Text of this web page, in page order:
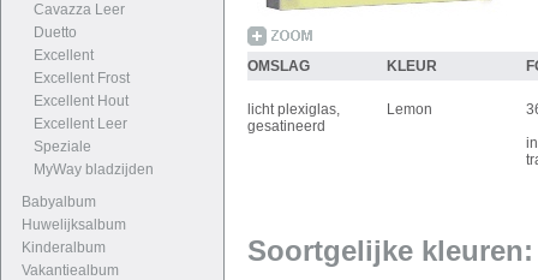
Cavazza Leer
Duetto
Excellent
Excellent Frost
Excellent Hout
Excellent Leer
Speziale
MyWay bladzijden
Babyalbum
Huwelijksalbum
Kinderalbum
Vakantiealbum
OMSLAG KLEUR
licht plexiglas,
gesatineerd
Lemon
Soortgelijke kleuren: